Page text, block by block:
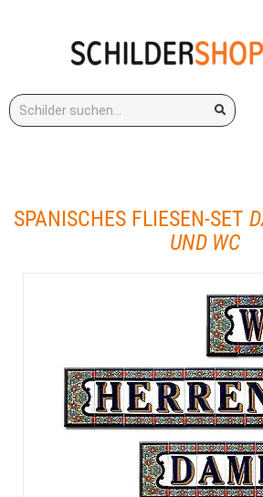
Stichwort:
SPANISCHES FLIESEN-SET
UND WC